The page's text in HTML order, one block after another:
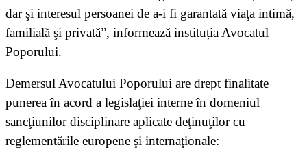
dar şi interesul persoanei de a-i fi garantată viaţa intimă,
familială şi privată”, informează instituția Avocatul
Poporului.
Demersul Avocatului Poporului are drept finalitate
punerea în acord a legislaţiei interne în domeniul
sancţiunilor disciplinare aplicate deţinuţilor cu
reglementările europene şi internaţionale: